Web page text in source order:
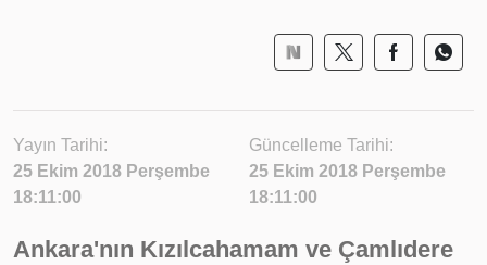
Yayın Tarihi:
25 Ekim 2018 Perşembe
18:11:00
Güncelleme Tarihi:
25 Ekim 2018 Perşembe
18:11:00
Ankara'nın Kızılcahamam ve Çamlıdere